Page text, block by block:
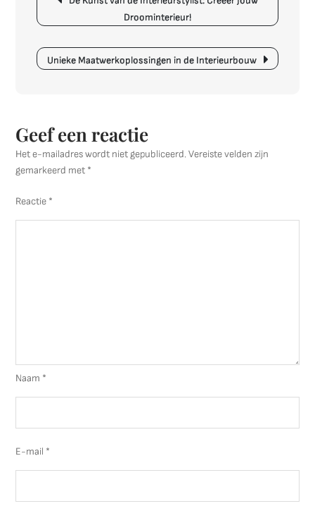
van
Woonstijl
Droominterieur!
Unieke Maatwerkoplossingen in de Interieurbouw
Geef een reactie
Het e-mailadres wordt niet gepubliceerd. Vereiste velden zijn
gemarkeerd met *
Reactie *
Naam *
E-mail *